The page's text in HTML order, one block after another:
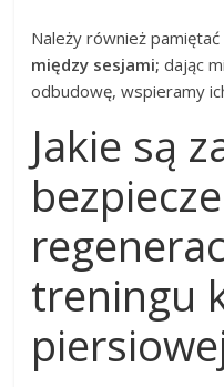
Należy również pamiętać
między sesjami; dając
odbudowę, wspieramy
Jakie są
treningu